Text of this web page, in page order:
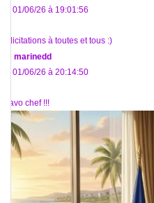
Le 01/06/26 à 19:01:56
Félicitations à toutes et tous :)
marinedd
Le 01/06/26 à 20:14:50
Bravo chef !!!